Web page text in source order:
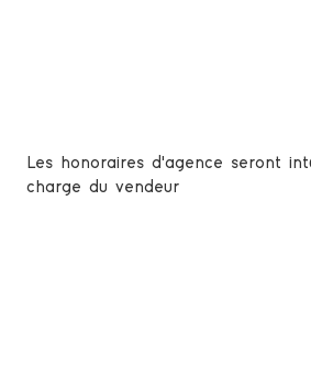
Les honoraires d'agence seront
charge du vendeur